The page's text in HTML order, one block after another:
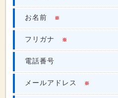
お名前 ※
フリガナ ※
電話番号
メールアドレス ※